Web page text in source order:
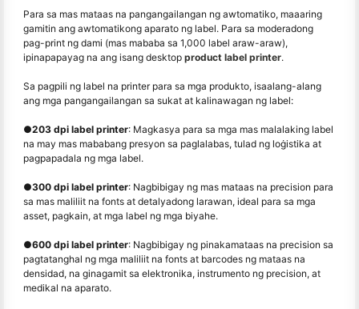
Para sa mas mataas na pangangailangan ng awtomatiko, maaaring
gamitin ang awtomatikong aparato ng label. Para sa moderadong
pag-print ng dami (mas mababa sa 1,000 label araw-araw),
ipinapapayag na ang isang desktop product label printer.
Sa pagpili ng label na printer para sa mga produkto, isaalang-alang
ang mga pangangailangan sa sukat at kalinawagan ng label:
●203 dpi label printer: Magkasya para sa mga mas malalaking label
na may mas mababang presyon sa paglalabas, tulad ng loġistika at
pagpapadala ng mga label.
●300 dpi label printer: Nagbibigay ng mas mataas na precision para
sa mas maliliit na fonts at detalyadong larawan, ideal para sa mga
asset, pagkain, at mga label ng mga biyahe.
●600 dpi label printer: Nagbibigay ng pinakamataas na precision sa
pagtatanghal ng mga maliliit na fonts at barcodes ng mataas na
densidad, na ginagamit sa elektronika, instrumento ng precision, at
medikal na aparato.